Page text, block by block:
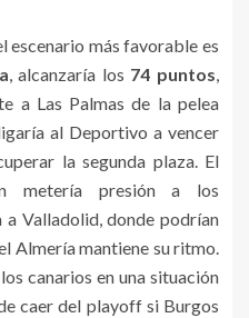
escenario más favorable es
, alcanzaría los 74 puntos,
a Las Palmas de la pelea
al Deportivo a vencer
la segunda plaza. El
metería presión a los
a Valladolid, donde podrían
Almería mantiene su ritmo.
canarios en una situación
caer del playoff si Burgos